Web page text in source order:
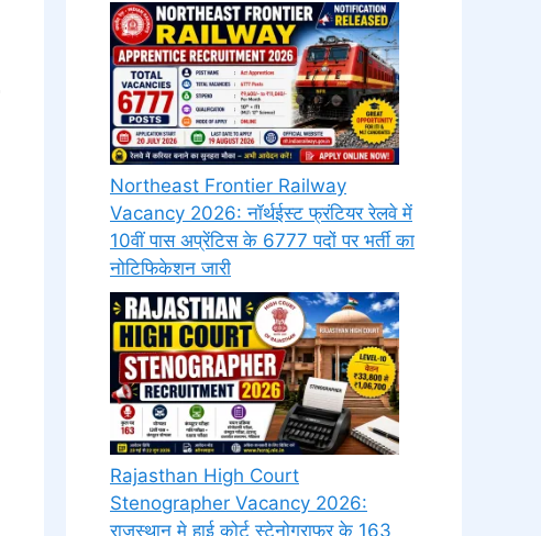
Northeast Frontier Railway
Vacancy 2026: नॉर्थईस्ट फ्रंटियर रेलवे में
10वीं पास अप्रेंटिस के 6777 पदों पर भर्ती का
नोटिफिकेशन जारी
Rajasthan High Court
Stenographer Vacancy 2026:
राजस्थान मे हाई कोर्ट स्टेनोग्राफर के 163